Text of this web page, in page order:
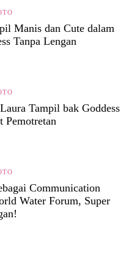
Manis dan Cute dalam
Tanpa Lengan
Tampil bak Goddess
Pemotretan
Communication
Water Forum, Super